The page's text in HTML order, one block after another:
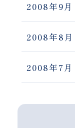
2008年9月
2008年8月
2008年7月